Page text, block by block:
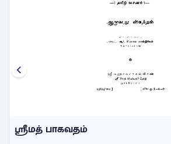
ஸ்ரீமத் பாகவதம்